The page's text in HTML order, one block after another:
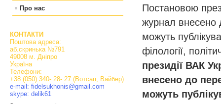
Про нас
КОНТАКТИ
Поштова адреса:
аб.скринька №791
49008 м. Дніпро
Україна
Телефони:
+38 (050) 340- 28- 27 (Вотсап, Вайбер)
e-mail: fidelsukhonis@gmail.com
skype: delik61
Постановою
журнал внесено
можуть
філології,
президії ВАК
внесено до
можуть